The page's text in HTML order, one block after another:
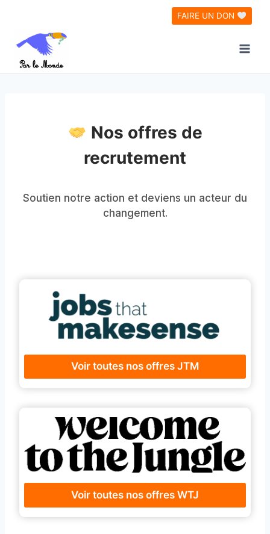
contenu
FAIRE UN DON
Nos offres de
recrutement
Soutien notre action et deviens un acteur du
changement.
Voir toutes nos offres JTM
Voir toutes nos offres WTJ